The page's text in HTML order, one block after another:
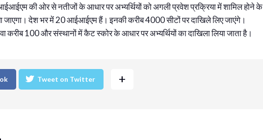
की ओर से नतीजों के आधार पर अभ्यर्थियों को अगली प्रवेश प्रक्रिया में शामिल होने के
जाएगा। देश भर में 20 आईआईएम हैं। इनकी करीब 4000 सीटों पर दाखिले लिए जाएंगे।
100 और संस्थानों में कैट स्कोर के आधार पर अभ्यर्थियों का दाखिला लिया जाता है।
Tweet on Twitter +